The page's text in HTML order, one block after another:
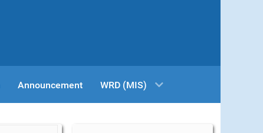
Announcement WRD (MIS)